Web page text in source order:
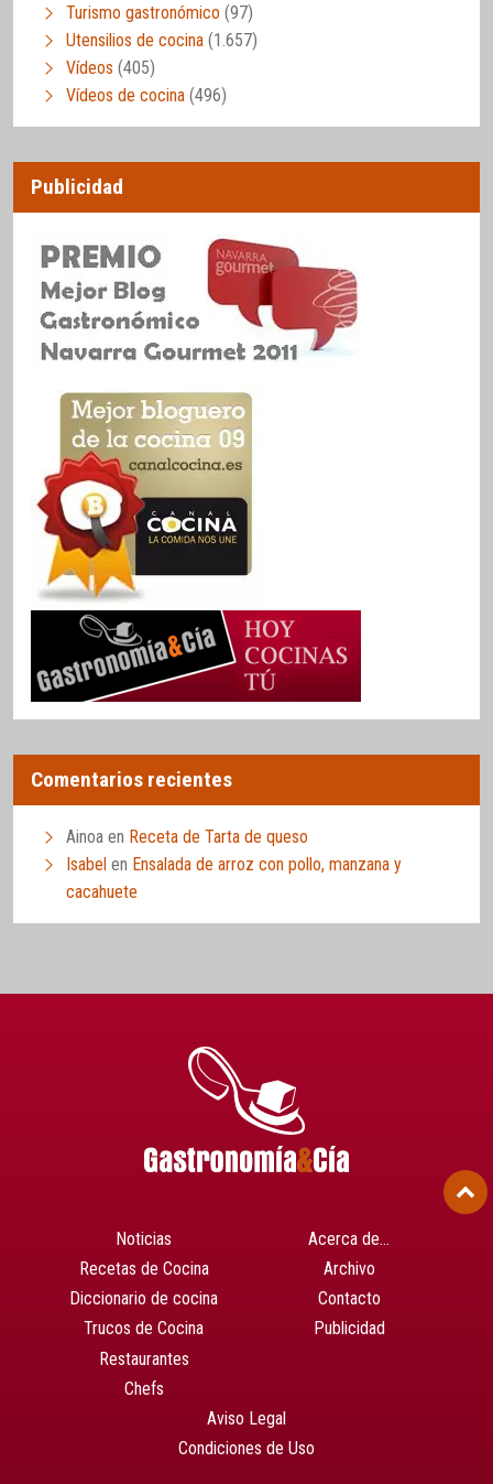
Turismo gastronómico (97)
Utensilios de cocina (1.657)
Vídeos (405)
Vídeos de cocina (496)
Publicidad
Comentarios recientes
Ainoa en Receta de Tarta de queso
Isabel en Ensalada de arroz con pollo, manzana y
cacahuete
Noticias
Recetas de Cocina
Diccionario de cocina
Trucos de Cocina
Restaurantes
Chefs
Acerca de…
Archivo
Contacto
Publicidad
Aviso Legal
Condiciones de Uso